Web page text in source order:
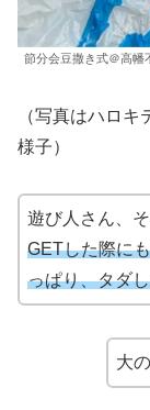
節分会豆撒き式＠高
（写真はハロ
様子）
遊び人さん、
GETした際に
っぱり、タダ
大